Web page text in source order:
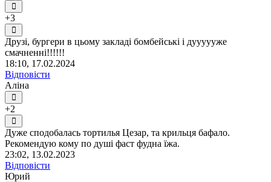
+3
Друзі, бургери в цьому закладі бомбейські і дуууууже
смачненні!!!!!!
18:10, 17.02.2024
Відповісти
Аліна
+2
Дуже сподобалась тортилья Цезар, та крильця бафало.
Рекомендую кому по душі фаст фудна їжа.
23:02, 13.02.2023
Відповісти
Юрий